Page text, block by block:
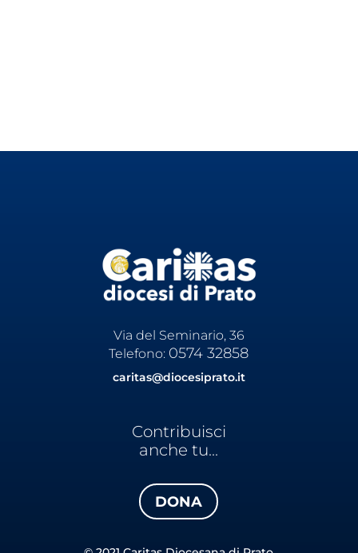
Via del Seminario, 36
Telefono: 0574 32858
caritas@diocesiprato.it
Contribuisci
anche tu...
DONA